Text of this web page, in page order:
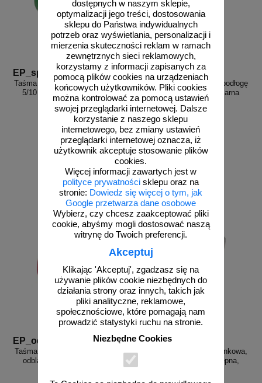
dostępnych w naszym sklepie,
optymalizacji jego treści, dostosowania
sklepu do Państwa indywidualnych
potrzeb oraz wyświetlania, personalizacji i
mierzenia skuteczności reklam w ramach
zewnętrznych sieci reklamowych,
korzystamy z informacji zapisanych za
pomocą plików cookies na urządzeniach
końcowych użytkowników. Pliki cookies
można kontrolować za pomocą ustawień
swojej przeglądarki internetowej. Dalsze
korzystanie z naszego sklepu
internetowego, bez zmiany ustawień
przeglądarki internetowej oznacza, iż
użytkownik akceptuje stosowanie plików
cookies.
Więcej informacji zawartych jest w
polityce prywatności sklepu oraz na
stronie: Dowiedz się więcej o tym, jak
Google przetwarza dane osobowe
Wybierz, czy chcesz zaakceptować pliki
cookie, abyśmy mogli dostosować naszą
witrynę do Twoich preferencji.
Akceptuj
Klikając 'Akceptuj', zgadzasz się na
używanie plików cookie niezbędnych do
działania strony oraz innych, takich jak
pliki analityczne, reklamowe,
społecznościowe, które pomagają nam
prowadzić statystyki ruchu na stronie.
Niezbędne Cookies
EP_sp10
Taśma samoprzylepna na podłogę
5/10 cm x 33m - biało-zielona
od 37,64 zł
30,60 zł netto
do koszyka
EP_sp9
Taśma samoprzylepna na podłogę
5/10 cm x 33m - biało-czarna
od 37,64 zł
30,60 zł netto
do koszyka
EP_odbl_3
Taśma ostrzegawcza kierunkowa,
odblaskowa, samoprzylepna,
EP_odbl_4
Taśma ostrzegawcza kierunkowa,
odblaskowa, samoprzylepna,